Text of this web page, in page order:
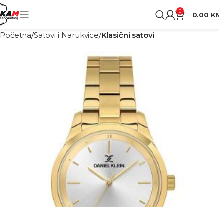
0 0.00
Početna Satovi i Narukvice Klasični satovi